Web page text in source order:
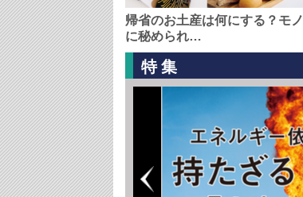
帰省のお土産は何にする？モノ
に秘められ…
特集